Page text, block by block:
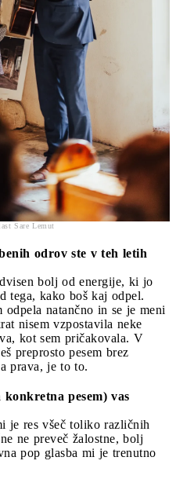
Sare Lemut
odrov ste v teh letih
bolj od energije, ki jo
tega, kako boš kaj odpel.
natančno in se je meni
nisem vzpostavila neke
kot sem pričakovala. V
preprosto pesem brez
prava, je to to.
pesem) vas
je res všeč toliko različnih
ne preveč žalostne, bolj
pop glasba mi je trenutno